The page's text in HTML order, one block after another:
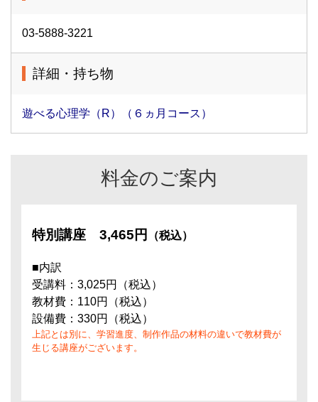
03-5888-3221
詳細・持ち物
遊べる心理学（R）（６ヵ月コース）
料金のご案内
特別講座 3,465円 （税込）
■内訳
受講料：3,025円（税込）
教材費：110円（税込）
設備費：330円（税込）
上記とは別に、学習進度、制作作品の材料の違いで教材費が
生じる講座がございます。